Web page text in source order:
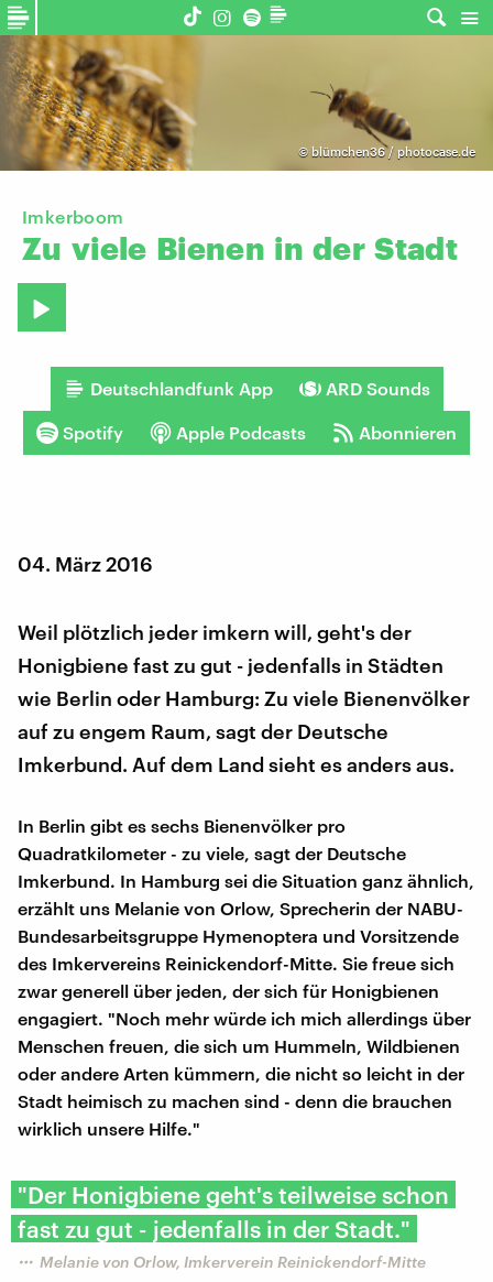
© blümchen36 / photocase.de
Imkerboom
Zu viele Bienen in der Stadt
Deutschlandfunk App ARD Sounds
Spotify Apple Podcasts Abonnieren
04. März 2016
Weil plötzlich jeder imkern will, geht's der
Honigbiene fast zu gut - jedenfalls in Städten
wie Berlin oder Hamburg: Zu viele Bienenvölker
auf zu engem Raum, sagt der Deutsche
Imkerbund. Auf dem Land sieht es anders aus.
In Berlin gibt es sechs Bienenvölker pro
Quadratkilometer - zu viele, sagt der Deutsche
Imkerbund. In Hamburg sei die Situation ganz ähnlich,
erzählt uns Melanie von Orlow, Sprecherin der NABU-
Bundesarbeitsgruppe Hymenoptera und Vorsitzende
des Imkervereins Reinickendorf-Mitte. Sie freue sich
zwar generell über jeden, der sich für Honigbienen
engagiert. "Noch mehr würde ich mich allerdings über
Menschen freuen, die sich um Hummeln, Wildbienen
oder andere Arten kümmern, die nicht so leicht in der
Stadt heimisch zu machen sind - denn die brauchen
wirklich unsere Hilfe."
"Der Honigbiene geht's teilweise schon
fast zu gut - jedenfalls in der Stadt."
Melanie von Orlow, Imkerverein Reinickendorf-Mitte